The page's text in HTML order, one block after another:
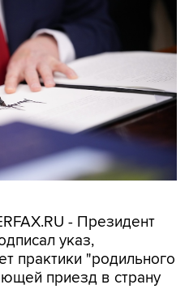
- Президент
указ,
практики "родильного
приезд в страну